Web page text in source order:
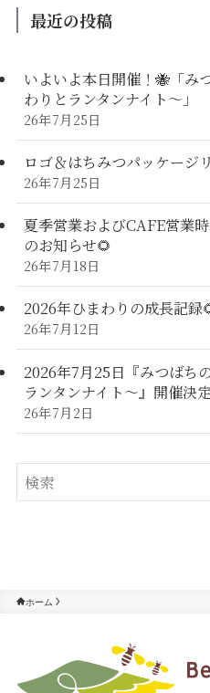
最近の投稿
いよいよ本日開催！🐝「み
わりとランタンナイト〜」
26年7月25日
ロゴ＆はちみつパッケージ
26年7月25日
夏季営業およびCAFE営業
のお知らせ🌻
26年7月18日
2026年ひまわりの成長記録
26年7月12日
2026年7月25日『みつばち
ランタンナイト～』開催決
26年7月2日
ホーム